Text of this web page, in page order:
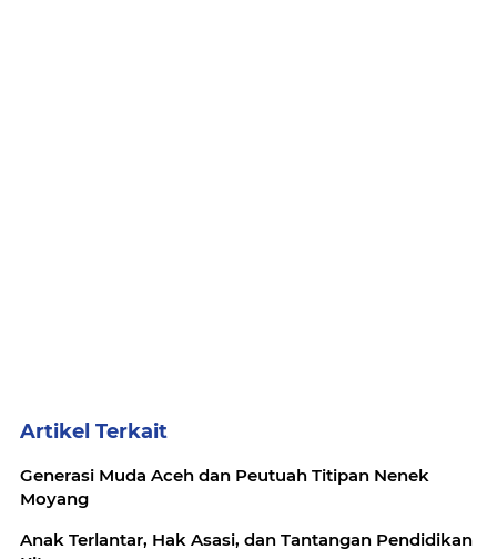
Artikel Terkait
Generasi Muda Aceh dan Peutuah Titipan Nenek
Moyang
Anak Terlantar, Hak Asasi, dan Tantangan Pendidikan